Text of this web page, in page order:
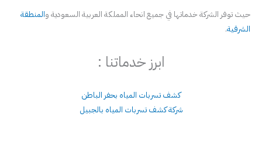
حيث توفر الشركة خدماتها في جميع انحاء المملكة العربية السعودية والمنطقة
الشرقية.
ابرز خدماتنا :
كشف تسربات المياه بحفر الباطن
شركة كشف تسربات المياه بالجبيل